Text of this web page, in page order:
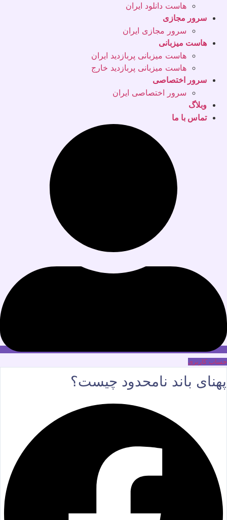
هاست دانلود ایران
سرور مجازی
سرور مجازی ایران
هاست میزبانی
هاست میزبانی پربازدید ایران
هاست میزبانی پربازدید خارج
سرور اختصاصی
سرور اختصاصی ایران
وبلاگ
تماس با ما
حساب کاربری
پهنای باند نامحدود چیست؟